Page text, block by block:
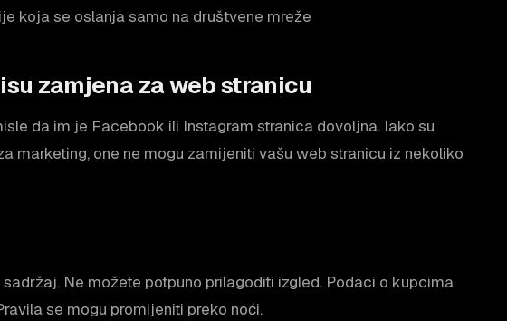
koja se oslanja samo na društvene mreže
zamjena za web stranicu
da im je Facebook ili Instagram stranica dovoljna. Iako su
marketing, one ne mogu zamijeniti vašu web stranicu iz nekoliko
Ne možete potpuno prilagoditi izgled. Podaci o kupcima
se mogu promijeniti preko noći.